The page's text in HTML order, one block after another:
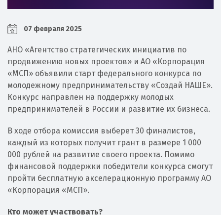
07 февраля 2025
АНО «Агентство стратегических инициатив по
продвижению новых проектов» и АО «Корпорация
«МСП» объявили старт федерального конкурса по
молодежному предпринимательству «Создай НАШЕ».
Конкурс направлен на поддержку молодых
предпринимателей в России и развитие их бизнеса.
В ходе отбора комиссия выберет 30 финалистов,
каждый из которых получит грант в размере 1 000
000 рублей на развитие своего проекта. Помимо
финансовой поддержки победители конкурса смогут
пройти бесплатную акселерационную программу АО
«Корпорация «МСП».
Кто может участвовать?